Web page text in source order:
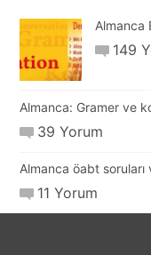
Almanca
149
Almanca: Gramer ve
39 Yorum
Almanca öabt
11 Yorum